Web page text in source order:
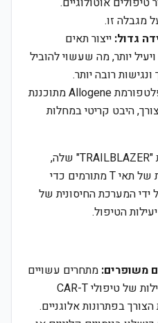
מגבלה זו.
גדול: ייצור תאים
יותר, מה שעשוי להוביל
רובה יותר.
פלטפורמת Allogene מתוכננת
היבט קריטי במחלות
החברה מתמקדת בטכנולוגיית "TRAILBLAZER" שלה,
הכוללת הנדסה גנטית מורכבת של תאי T מתורמים כדי
ידי המערכת החיסונית של
משופרים: מתחרים עשויים
לשפר את תהליכי הייצור והיעילות של טיפולי CAR-T
בפתרונות אלוגניים.